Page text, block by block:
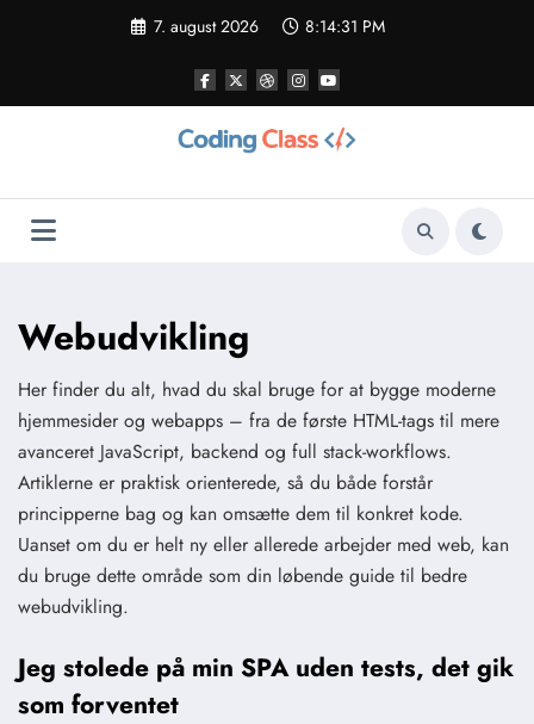
7. august 2026 8:14:32 PM
Webudvikling
Her finder du alt, hvad du skal bruge for at bygge moderne
hjemmesider og webapps – fra de første HTML-tags til mere
avanceret JavaScript, backend og full stack-workflows.
Artiklerne er praktisk orienterede, så du både forstår
principperne bag og kan omsætte dem til konkret kode.
Uanset om du er helt ny eller allerede arbejder med web, kan
du bruge dette område som din løbende guide til bedre
webudvikling.
Jeg stolede på min SPA uden tests, det gik
som forventet